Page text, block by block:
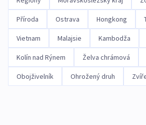
Příroda Ostrava Hongkong
Vietnam Malajsie Kambodža
Kolín nad Rýnem Želva chrámová
Obojživelník Ohrožený druh